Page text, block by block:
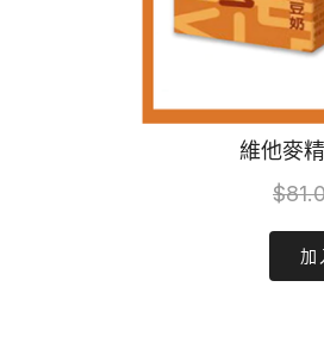
維他麥
$
加